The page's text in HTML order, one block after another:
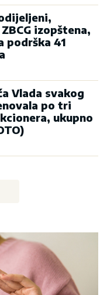
izopštena,
podrška 41
Vlada svakog
po tri
ukupno